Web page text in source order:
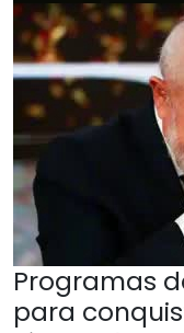
Programas
para